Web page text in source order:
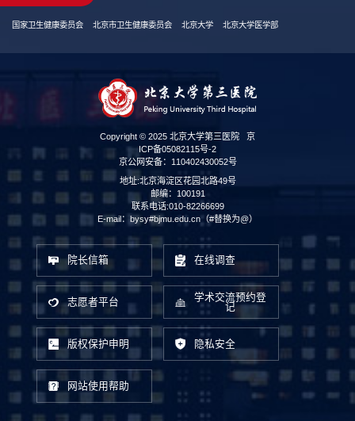
国家卫生健康委员会 北京市卫生健康委员会 北京大学 北京大学医学部
Copyright © 2025 北京大学第三医院 京
ICP备05082115号-2
京公网安备：110402430052号
地址:北京海淀区花园北路49号
邮编：100191
联系电话:010-82266699
E-mail：bysy#bjmu.edu.cn（#替换为@）
院长信箱 在线调查
志愿者平台
学术交流预约登
记
版权保护申明 隐私安全
网站使用帮助